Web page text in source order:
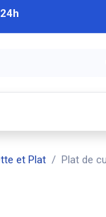
24h
À DÉCOUVRIR
et Plat Plat de